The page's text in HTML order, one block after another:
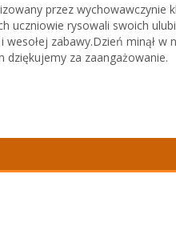
przez wychowawczynie
uczniowie rysowali swoich
zabawy.Dzień minął w
za zaangażowanie.